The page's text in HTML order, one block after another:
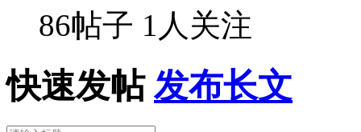
86帖子 1人关注
快速发帖 发布长文